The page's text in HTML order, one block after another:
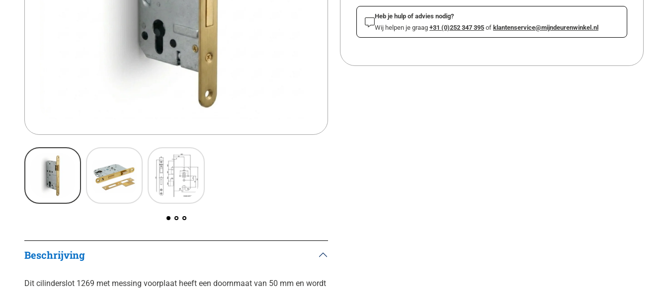
Beschrijving
Dit cilinderslot 1269 met messing voorplaat heeft een doornmaat van 50 mm en wordt
Heb je hulp of advies nodig?
Wij helpen je graag +31 (0)252 347 395 of klantenservice@mijndeurenwinkel.nl